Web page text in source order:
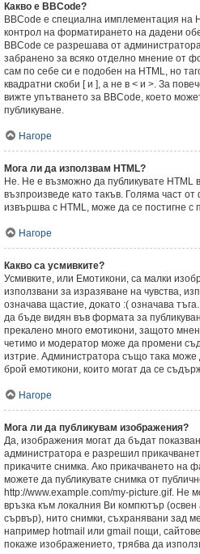
Какво е BBCode?
BBCode е специална имплементация на
контрол на форматирането на дадени
BBCode се разрешава от
забранено за всяко отделно мнение от
сам по себе си е подобен на HTML, но
квадратни скоби [ и ], а не в < и >. За
вижте упътването за BBCode, което
публикуване.
Нагоре
Мога ли да използвам HTML?
Не. Не е възможно да публикувате HTML
възпроизведе като такъв. Голяма част
извършва с HTML, може да се постигне с
Нагоре
Какво са усмивките?
Усмивките, или Емотикони, са малки
използвани за изразяване на чувства,
означава щастие, докато :( означава
да бъде видян във формата за
прекалено много емотикони, защото
четимо и модератор може да промени
изтрие. Администратора също така
брой емотикони, които могат да се
Нагоре
Мога ли да публикувам изображения?
Да, изображения могат да бъдат
администратора е разрешил
прикачите снимка. Ако прикачването на
можете да публикувате снимка от
http://www.example.com/my-picture.gif. Не
връзка към локалния Ви компютър (освен
сървър), нито снимки, съхранявани зад
например hotmail или gmail пощи,
покаже изображението, трябва да